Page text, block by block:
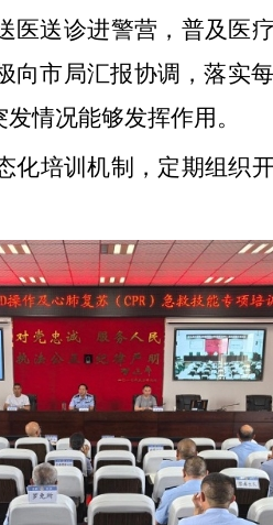
送诊进警营，普及医
向市局汇报协调，落实
情况能够发挥作用。
培训机制，定期组织